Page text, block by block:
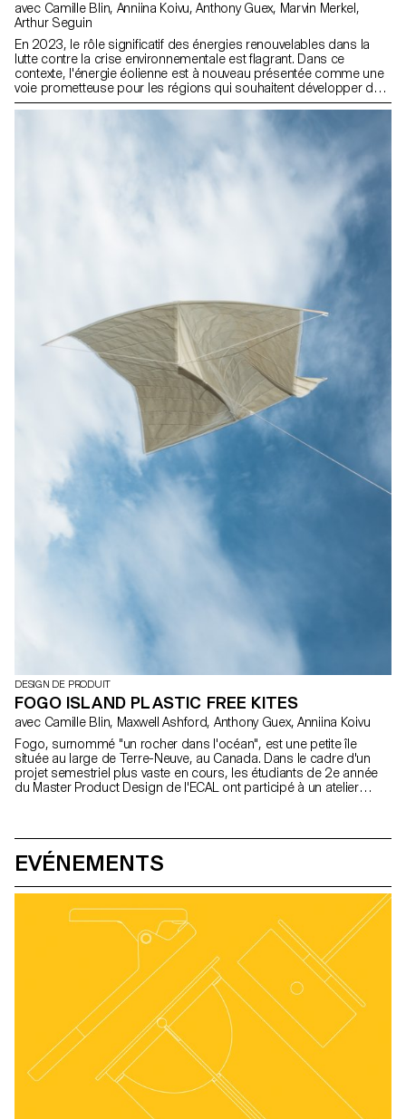
avec Camille Blin, Anniina Koivu, Anthony Guex, Marvin Merkel,
Arthur Seguin
En 2023, le rôle significatif des énergies renouvelables dans la
lutte contre la crise environnementale est flagrant. Dans ce
contexte, l'énergie éolienne est à nouveau présentée comme une
voie prometteuse pour les régions qui souhaitent développer des
sources d’énergie alternatives. Toutefois, les préoccupations
constituent un obstacle important à leur déploiement. Du point de
vue du design, ce facteur esthétique n'est pas un obstacle. Il
la manière dont nous façonnons ces technologies et les
par 16 étudiant·e·s du Master en Design de Produit de l'ECAL, a
pour but d'explorer différentes manières dont les éoliennes
de vue esthétique. Pour mener à bien ce projet, une étude de cas
était nécessaire. L'île de Fogo (Terre-Neuve, Canada), décrite
localement comme "ce rocher battu par la mer du Nord ", a été
choisie en raison de sa beauté naturelle, de l'abondance du vent
et de sa communauté soudée d'environ 2 500 habitant·e·s. Le
climat et la géographie de l'île la rendent idéale pour l’implantation
d'éoliennes. En outre, l'île de Fogo abrite Shorefast, une
organisation à but non lucratif qui se consacre à la mise en place
d'une économie durable et renouvelable sur l'île. En octobre
2022, les étudiant·e·s et les professeur·e·s de l'ECAL ont visité
l'île de Fogo et s'y sont immergés. Le projet a abouti à huit
designs d'éoliennes à la fois imaginatifs et pragmatiques,
soigneusement éclairés par diverses approches. U.F.O.G.O. est
un projet de développement durable ancré dans la réalité, sans
être prisonnier de ce qui existe déjà. Partenaires de collaboration :
Shorefast HEIG-VD/School of Management and Engineering Vaud
(Marc Pellerin, Philippe Morey et Marco Viviani) Partenaire média :
Disegno Financement : Programme de l'Université d'été de la
Direction générale de l'enseignement supérieur (DGES) Etat de
Vaud HES-SO Recherche Transdisciplinaire en Durabilite (sous le
titre de projet 'INTEGRATED WIND TURBINES')
DESIGN DE PRODUIT
FOGO ISLAND PLASTIC FREE KITES
avec Camille Blin, Maxwell Ashford, Anthony Guex, Anniina Koivu
Fogo, surnommé "un rocher dans l'océan", est une petite île
située au large de Terre-Neuve, au Canada. Dans le cadre d'un
projet semestriel plus vaste en cours, les étudiants de 2e année
du Master Product Design de l'ECAL ont participé à un atelier
l'île, les étudiants ont développé des cerfs-volants sans plastique.
Fogo Island a l'intention de devenir complètement sans plastique
dans les années à venir et, à mesure que leur nombre de
touristes augmente, les souvenirs de cet endroit spécial sont de
plus en plus demandés. Les cerfs-volants développés sont donc
à fabriquer sur l'île et destinés à la boutique cadeaux Fogo Island
Workshop. Créés à partir de bois de bouleau, de coton
biologique Ripstop et de ficelle en fibre de chanvre, les étudiants
ont créé une gamme de motifs, en se référant aux
caractéristiques uniques de l'île.
EVÉNEMENTS